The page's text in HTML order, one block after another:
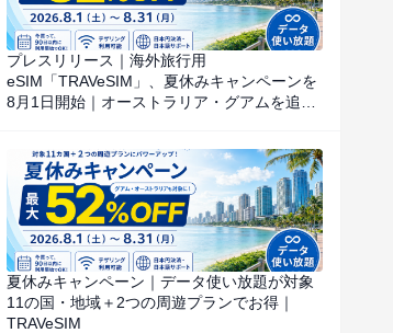
プレスリリース｜海外旅行用
eSIM「TRAVeSIM」、夏休みキャンペーンを
8月1日開始｜オーストラリア・グアムを追
夏休みキャンペーン｜データ使い放題が対象
11の国・地域＋2つの周遊プランでお得｜
TRAVeSIM